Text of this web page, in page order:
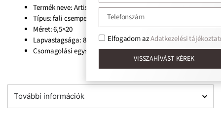
Termék neve: Artisan Ochre
Típus: fali csempe
Méret: 6,5×20
Lapvastagsága: 8mm
Csomagolási egység: 0,5m2/doboz/38
További információk
Elfogadom azAdatkezelési
VISSZAHÍVÁST KÉREK